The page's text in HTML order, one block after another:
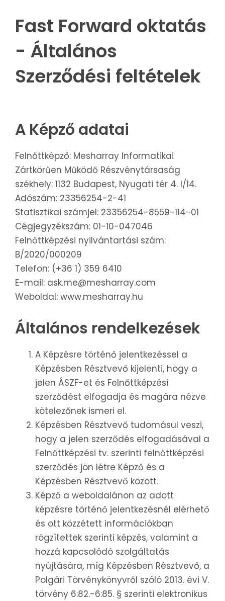
Fast Forward oktatás
- Általános
Szerződési feltételek
A Képző adatai
Felnőttképző: Mesharray Informatikai
Zártkörűen Működő Részvénytársaság
székhely: 1132 Budapest, Nyugati tér 4. I/14.
Adószám: 23356254-2-41
Statisztikai számjel: 23356254-8559-114-01
Cégjegyzékszám: 01-10-047046
Felnőttképzési nyilvántartási szám:
B/2020/000209
Telefon: (+36 1) 359 6410
E-mail: ask.me@mesharray.com
Weboldal: www.mesharray.hu
Általános rendelkezések
A Képzésre történő jelentkezéssel a
Képzésben Résztvevő kijelenti, hogy a
jelen ÁSZF-et és Felnőttképzési
szerződést elfogadja és magára nézve
kötelezőnek ismeri el.
Képzésben Résztvevő tudomásul veszi,
hogy a jelen szerződés elfogadásával a
Felnőttképzési tv. szerinti felnőttképzési
szerződés jön létre Képző és a
Képzésben Résztvevő között.
Képző a weboldalánon az adott
képzésre történő jelentkezésnél elérhető
és ott közzétett információkban
rögzítettek szerinti képzés, valamint a
hozzá kapcsolódó szolgáltatás
nyújtására, míg Képzésben Résztvevő, a
Polgári Törvénykönyvről szóló 2013. évi V.
törvény 6:82.-6:85. § szerinti elektronikus